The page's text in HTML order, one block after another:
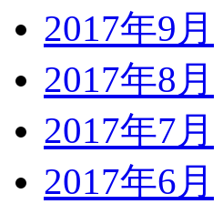
2017年9月
2017年8月
2017年7月
2017年6月